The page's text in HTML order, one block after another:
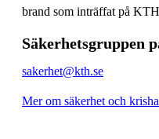
brand som inträffat på
Säkerhetsgruppen
sakerhet@kth.se
Mer om säkerhet och